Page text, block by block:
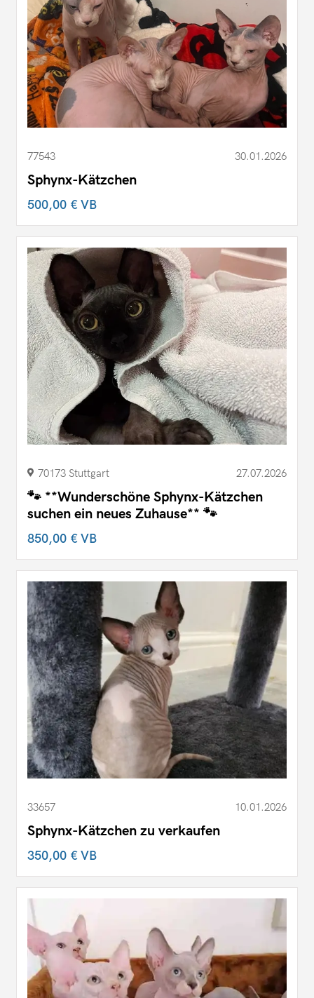
77543 30.01.2026
Sphynx-Kätzchen
500,00 €VB
70173 Stuttgart 27.07.2026
🐾 **Wunderschöne Sphynx-Kätzchen
suchen ein neues Zuhause** 🐾
850,00 €VB
33657 10.01.2026
Sphynx-Kätzchen zu verkaufen
350,00 €VB